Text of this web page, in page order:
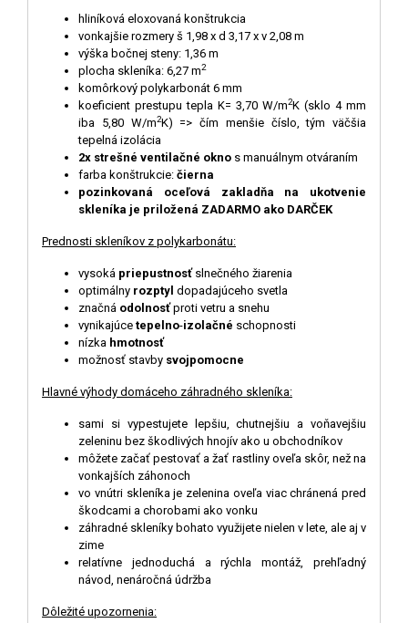
hliníková eloxovaná konštrukcia
vonkajšie rozmery š 1,98 x d 3,17 x v 2,08 m
výška bočnej steny: 1,36 m
plocha skleníka: 6,27 m2
komôrkový polykarbonát 6 mm
koeficient prestupu tepla K= 3,70 W/m2K (sklo 4 mm
iba 5,80 W/m2K) => čím menšie číslo, tým väčšia
tepelná izolácia
2x strešné ventilačné okno s manuálnym otváraním
farba konštrukcie: čierna
pozinkovaná oceľová zakladňa na ukotvenie
skleníka je priložená ZADARMO ako DARČEK
Prednosti skleníkov z polykarbonátu:
vysoká priepustnosť slnečného žiarenia
optimálny rozptyl dopadajúceho svetla
značná odolnosťproti vetru a snehu
vynikajúce tepelno-izolačné schopnosti
nízka hmotnosť
možnosť stavby svojpomocne
Hlavné výhody domáceho záhradného skleníka:
sami si vypestujete lepšiu, chutnejšiu a voňavejšiu
zeleninu bez škodlivých hnojív ako u obchodníkov
môžete začať pestovať a žať rastliny oveľa skôr, než na
vonkajších záhonoch
vo vnútri skleníka je zelenina oveľa viac chránená pred
škodcami a chorobami ako vonku
záhradné skleníky bohato využijete nielen v lete, ale aj v
zime
relatívne jednoduchá a rýchla montáž, prehľadný
návod, nenáročná údržba
Dô ležité upozornenia: